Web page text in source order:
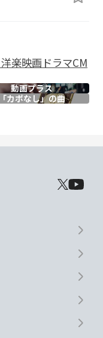
洋楽映画ドラマCM
動画プラス
「カポなし」の曲